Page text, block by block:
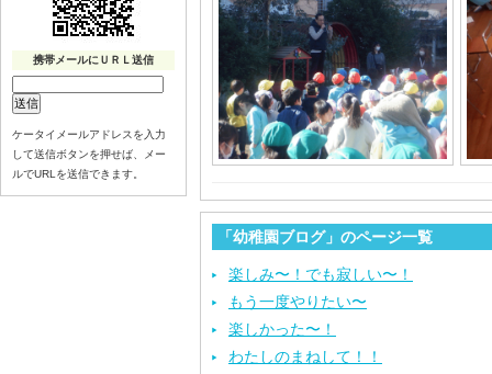
「幼稚園ブログ」のページ一覧
楽しみ〜！でも寂しい〜！
もう一度やりたい〜
楽しかった〜！
わたしのまねして！！
携帯メールにＵＲＬ送信
ケータイメールアドレスを入力
して送信ボタンを押せば、メー
ルでURLを送信できます。